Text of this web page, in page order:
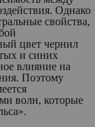
Однако
свойства,
цвет чернил
и синих
влияние на
Поэтому
волн, которые